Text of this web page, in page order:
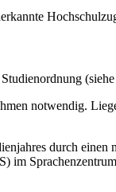
notwendig.
durch
im